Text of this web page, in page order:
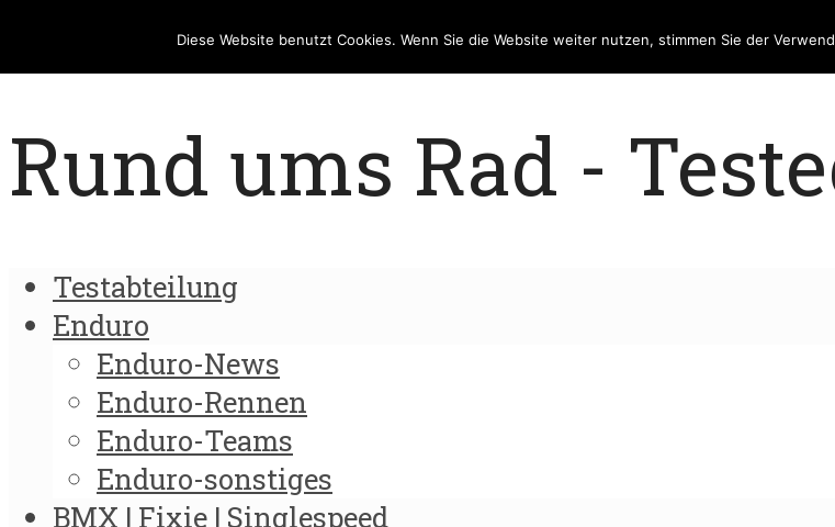
Rund ums Rad -
Testabteilung
Enduro
Enduro-News
Enduro-Rennen
Enduro-Teams
Enduro-sonstiges
BMX | Fixie | Singlespeed
Diese Website benutzt Cookies. Wenn Sie die Website weiter nutzen, stimmen Sie der